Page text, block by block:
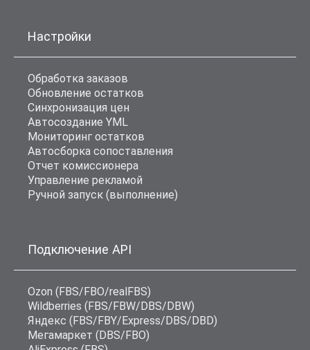
Настройки
Обработка заказов
Обновление остатков
Синхронизация цен
Автосоздание YML
Мониторинг остатков
Автосборка сопоставления
Отчет комиссионера
Управление рекламой
Ручной запуск (выполнение)
Подключение API
Ozon (FBS/FBO/realFBS)
Wildberries (FBS/FBW/DBS/DBW)
Яндекс (FBS/FBY/Express/DBS/DBD)
Мегамаркет (DBS/FBO)